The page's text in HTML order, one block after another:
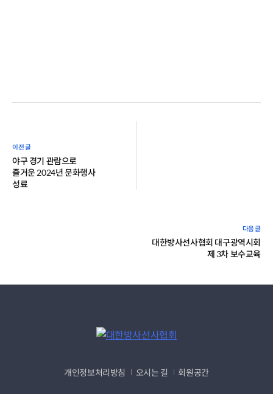
야구 경기 관람으로
즐거운 2024년 문화행사
성료
대한방사선사협회 대구광역시회
제 3차 보수교육
개인정보처리방침 오시는 길 회원공간